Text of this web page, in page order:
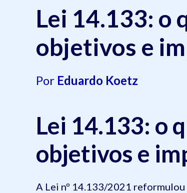
Lei 14.133: o
objetivos e
Por Eduardo Koetz
Lei 14.133: o
objetivos e
A Lei nº 14.133/2021